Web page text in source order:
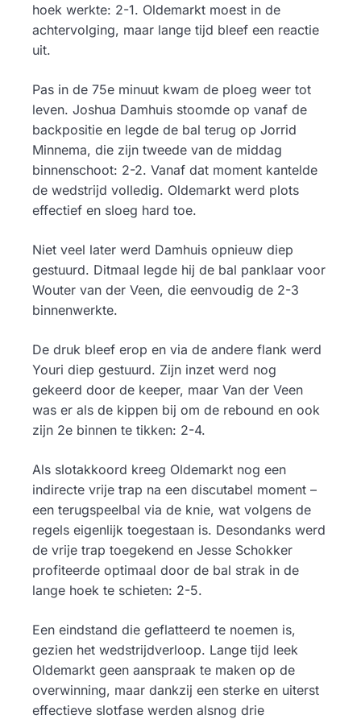
hoek werkte: 2-1. Oldemarkt moest in de
achtervolging, maar lange tijd bleef een reactie
uit.
Pas in de 75e minuut kwam de ploeg weer tot
leven. Joshua Damhuis stoomde op vanaf de
backpositie en legde de bal terug op Jorrid
Minnema, die zijn tweede van de middag
binnenschoot: 2-2. Vanaf dat moment kantelde
de wedstrijd volledig. Oldemarkt werd plots
effectief en sloeg hard toe.
Niet veel later werd Damhuis opnieuw diep
gestuurd. Ditmaal legde hij de bal panklaar voor
Wouter van der Veen, die eenvoudig de 2-3
binnenwerkte.
De druk bleef erop en via de andere flank werd
Youri diep gestuurd. Zijn inzet werd nog
gekeerd door de keeper, maar Van der Veen
was er als de kippen bij om de rebound en ook
zijn 2e binnen te tikken: 2-4.
Als slotakkoord kreeg Oldemarkt nog een
indirecte vrije trap na een discutabel moment –
een terugspeelbal via de knie, wat volgens de
regels eigenlijk toegestaan is. Desondanks werd
de vrije trap toegekend en Jesse Schokker
profiteerde optimaal door de bal strak in de
lange hoek te schieten: 2-5.
Een eindstand die geflatteerd te noemen is,
gezien het wedstrijdverloop. Lange tijd leek
Oldemarkt geen aanspraak te maken op de
overwinning, maar dankzij een sterke en uiterst
effectieve slotfase werden alsnog drie